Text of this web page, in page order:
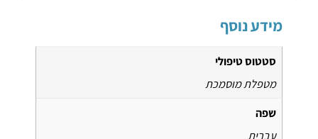
מידע נוסף
סטטוס טיפולי
מטפלת מוסמכת
שפה
עברית